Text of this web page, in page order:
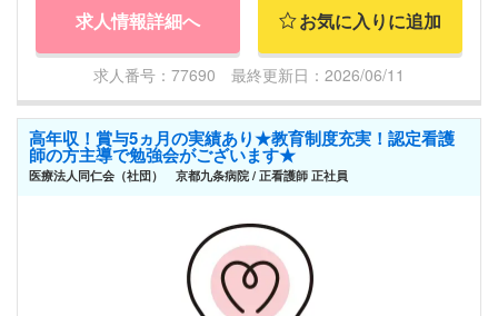
求人情報詳細へ お気に入りに追加
求人番号：77690 最終更新日：2026/06/11
高年収！賞与5ヵ月の実績あり★教育制度充実！認定看護
師の方主導で勉強会がございます★
医療法人同仁会（社団） 京都九条病院 / 正看護師 正社員